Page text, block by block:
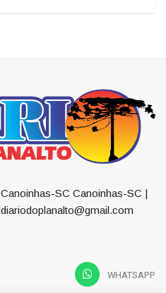
SC Canoinhas-SC |
WHATSAPP